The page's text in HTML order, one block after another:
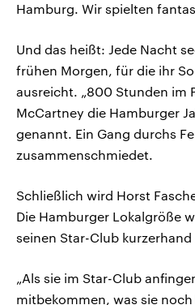
Hamburg. Wir spielten
Und das heißt: Jede Nacht
frühen Morgen, für die ihr
ausreicht. „800 Stunden im
McCartney die Hamburger
genannt. Ein Gang durchs
zusammenschmiedet.
Schließlich wird Horst
Die Hamburger Lokalgröße
seinen Star-Club kurzerhand
„Als sie im Star-Club
mitbekommen, was sie